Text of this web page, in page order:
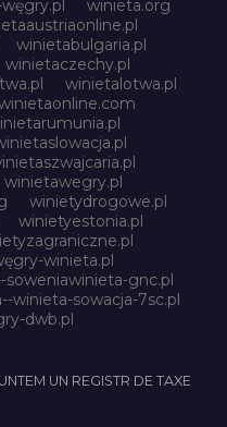
winieta.org
winietabulgaria.pl
winietaczechy.pl
winietalotwa.pl
winietawegry.pl
winietydrogowe.pl
winietyestonia.pl
winieta.pl
soweniawinieta-gnc.pl
winieta-sowacja-7sc.pl
dwb.pl
UN REGISTR DE TAXE